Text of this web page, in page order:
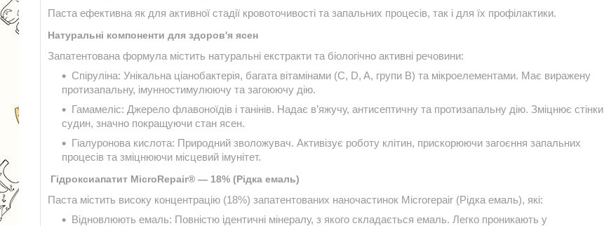
Паста ефективна як для активної стадії кровоточивості та запальних процесів, так і для їх профілактики.
Натуральні компоненти для здоров'я ясен
Запатентована формула містить натуральні екстракти та біологічно активні речовини:
Спіруліна: Унікальна ціанобактерія, багата вітамінами (C, D, A, групи B) та мікроелементами. Має виражену
протизапальну, імунностимулюючу та загоюючу дію.
Гамамеліс: Джерело флавоноїдів і танінів. Надає в’яжучу, антисептичну та протизапальну дію. Зміцнює стінки
судин, значно покращуючи стан ясен.
Гіалуронова кислота: Природний зволожувач. Активізує роботу клітин, прискорюючи загоєння запальних
процесів та зміцнюючи місцевий імунітет.
Гідроксиапатит MicroRepair® — 18% (Рідка емаль)
Паста містить високу концентрацію (18%) запатентованих наночастинок Microrepair (Рідка емаль), які:
Відновлюють емаль: Повністю ідентичні мінералу, з якого складається емаль. Легко проникають у